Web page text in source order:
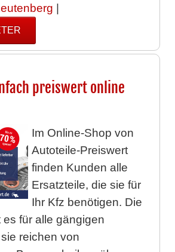
|
preiswert online
Im Online-Shop von
Autoteile-Preiswert
finden Kunden alle
Ersatzteile, die sie für
Ihr Kfz benötigen. Die
es für alle gängigen
reichen von